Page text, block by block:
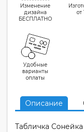
Изменение
дизайна
БЕСПЛАТНО
от
Удобные
варианты
оплаты
Описание
Табличка